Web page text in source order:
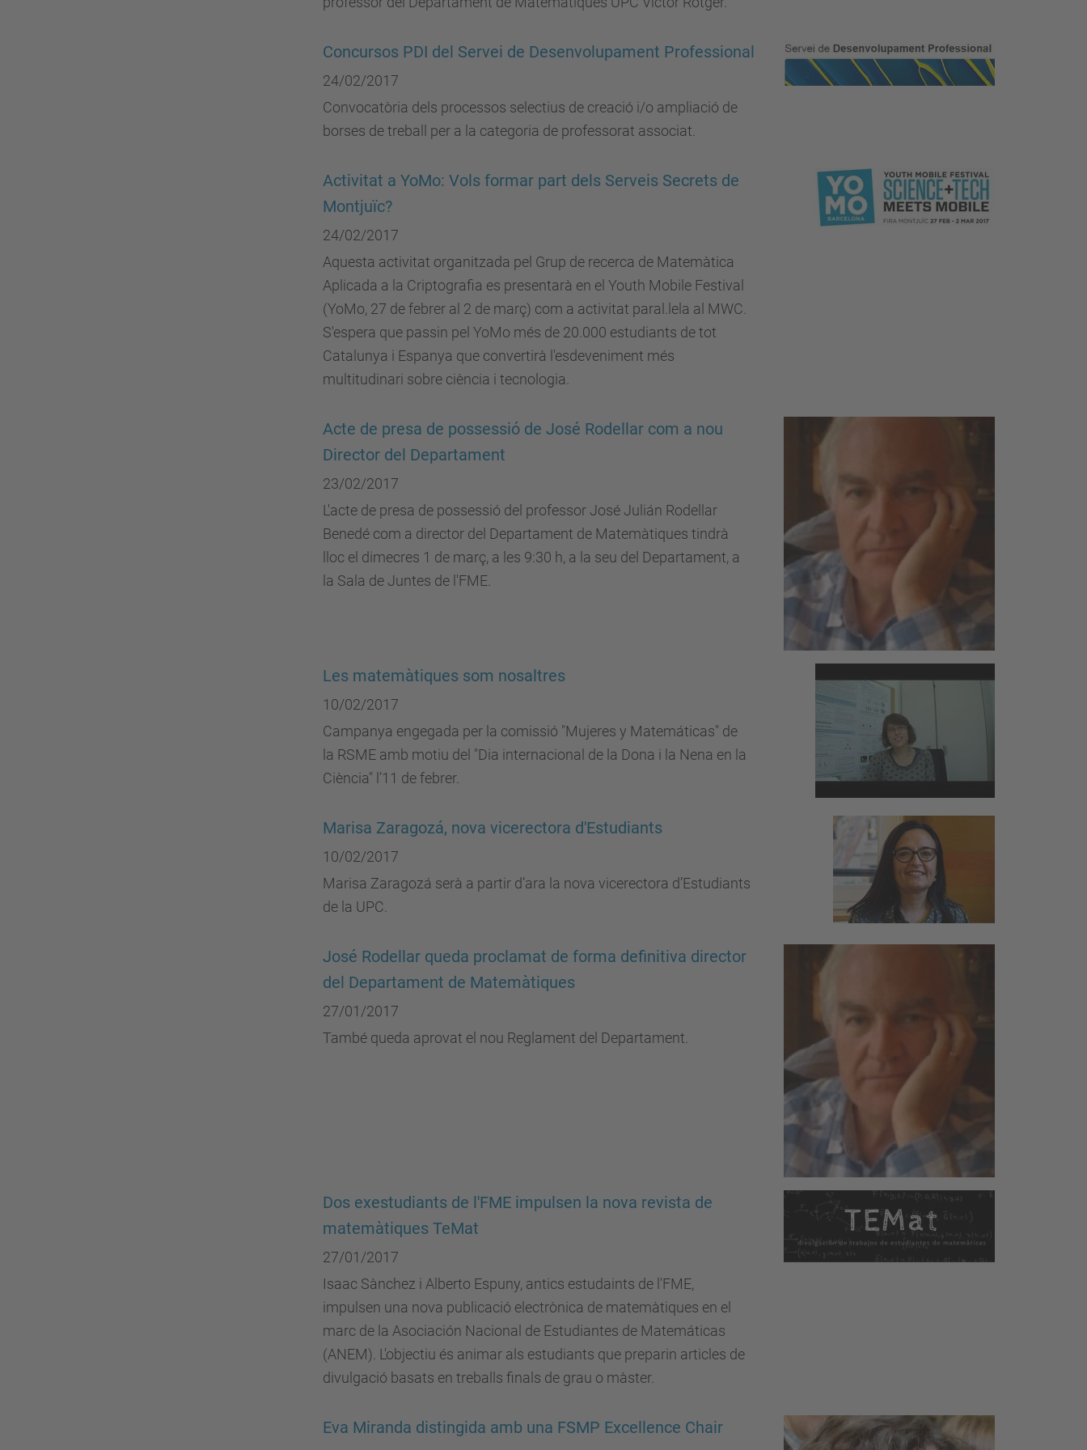
Concursos PDI del Servei de Desenvolupament Professional
24/02/2017
Convocatòria dels processos selectius de creació i/o ampliació de
borses de treball per a la categoria de professorat associat.
Activitat a YoMo: Vols formar part dels Serveis Secrets de
Montjuïc?
24/02/2017
Aquesta activitat organitzada pel Grup de recerca de Matemàtica
Aplicada a la Criptografia es presentarà en el Youth Mobile Festival
(YoMo, 27 de febrer al 2 de març) com a activitat paral.lela al MWC.
S'espera que passin pel YoMo més de 20.000 estudiants de tot
Catalunya i Espanya que convertirà l'esdeveniment més
multitudinari sobre ciència i tecnologia.
Acte de presa de possessió de José Rodellar com a nou
Director del Departament
23/02/2017
L'acte de presa de possessió del professor José Julián Rodellar
Benedé com a director del Departament de Matemàtiques tindrà
lloc el dimecres 1 de març, a les 9:30 h, a la seu del Departament, a
la Sala de Juntes de l'FME.
Les matemàtiques som nosaltres
10/02/2017
Campanya engegada per la comissió "Mujeres y Matemáticas" de
la RSME amb motiu del "Dia internacional de la Dona i la Nena en la
Ciència" l’11 de febrer.
Marisa Zaragozá, nova vicerectora d'Estudiants
10/02/2017
Marisa Zaragozá serà a partir d’ara la nova vicerectora d’Estudiants
de la UPC.
José Rodellar queda proclamat de forma definitiva director
del Departament de Matemàtiques
27/01/2017
També queda aprovat el nou Reglament del Departament.
Dos exestudiants de l'FME impulsen la nova revista de
matemàtiques TeMat
27/01/2017
Isaac Sànchez i Alberto Espuny, antics estudaints de l'FME,
impulsen una nova publicació electrònica de matemàtiques en el
marc de la Asociación Nacional de Estudiantes de Matemáticas
(ANEM). L'objectiu és animar als estudiants que preparin articles de
divulgació basats en treballs finals de grau o màster.
Eva Miranda distingida amb una FSMP Excellence Chair